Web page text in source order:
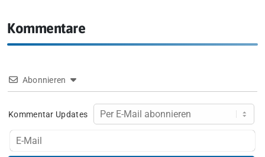
Kommentare
Abonnieren
Kommentar Updates